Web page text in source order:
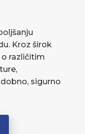
Kroz širok
različitim
sigurno